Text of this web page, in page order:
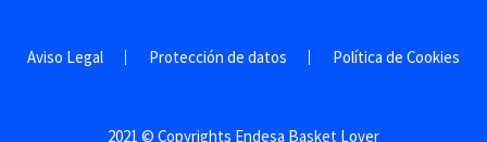
Aviso Legal Protección de datos Política de Cookies
2021 © Copyrights Endesa Basket Lover